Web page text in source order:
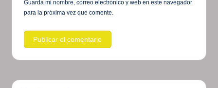
Guarda mi nombre, correo electrónico y web en este navegador
para la próxima vez que comente.